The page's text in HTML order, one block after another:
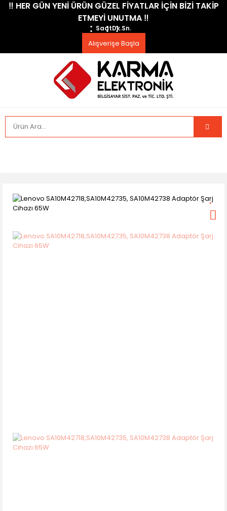
​‼️​ HER GÜN YENİ ÜRÜN GÜZEL FİYATLAR İÇİN BİZİ TAKİP
ETMEYİ UNUTMA ​‼️​
SaatDk.Sn.
Alışverişe Başla